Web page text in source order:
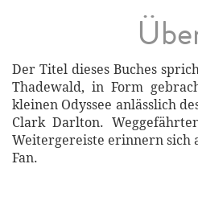
Der Titel dieses Buches
Thadewald, in Form
kleinen Odyssee anlässlich
Clark Darlton.
Weitergereiste erinnern sich
Fan.